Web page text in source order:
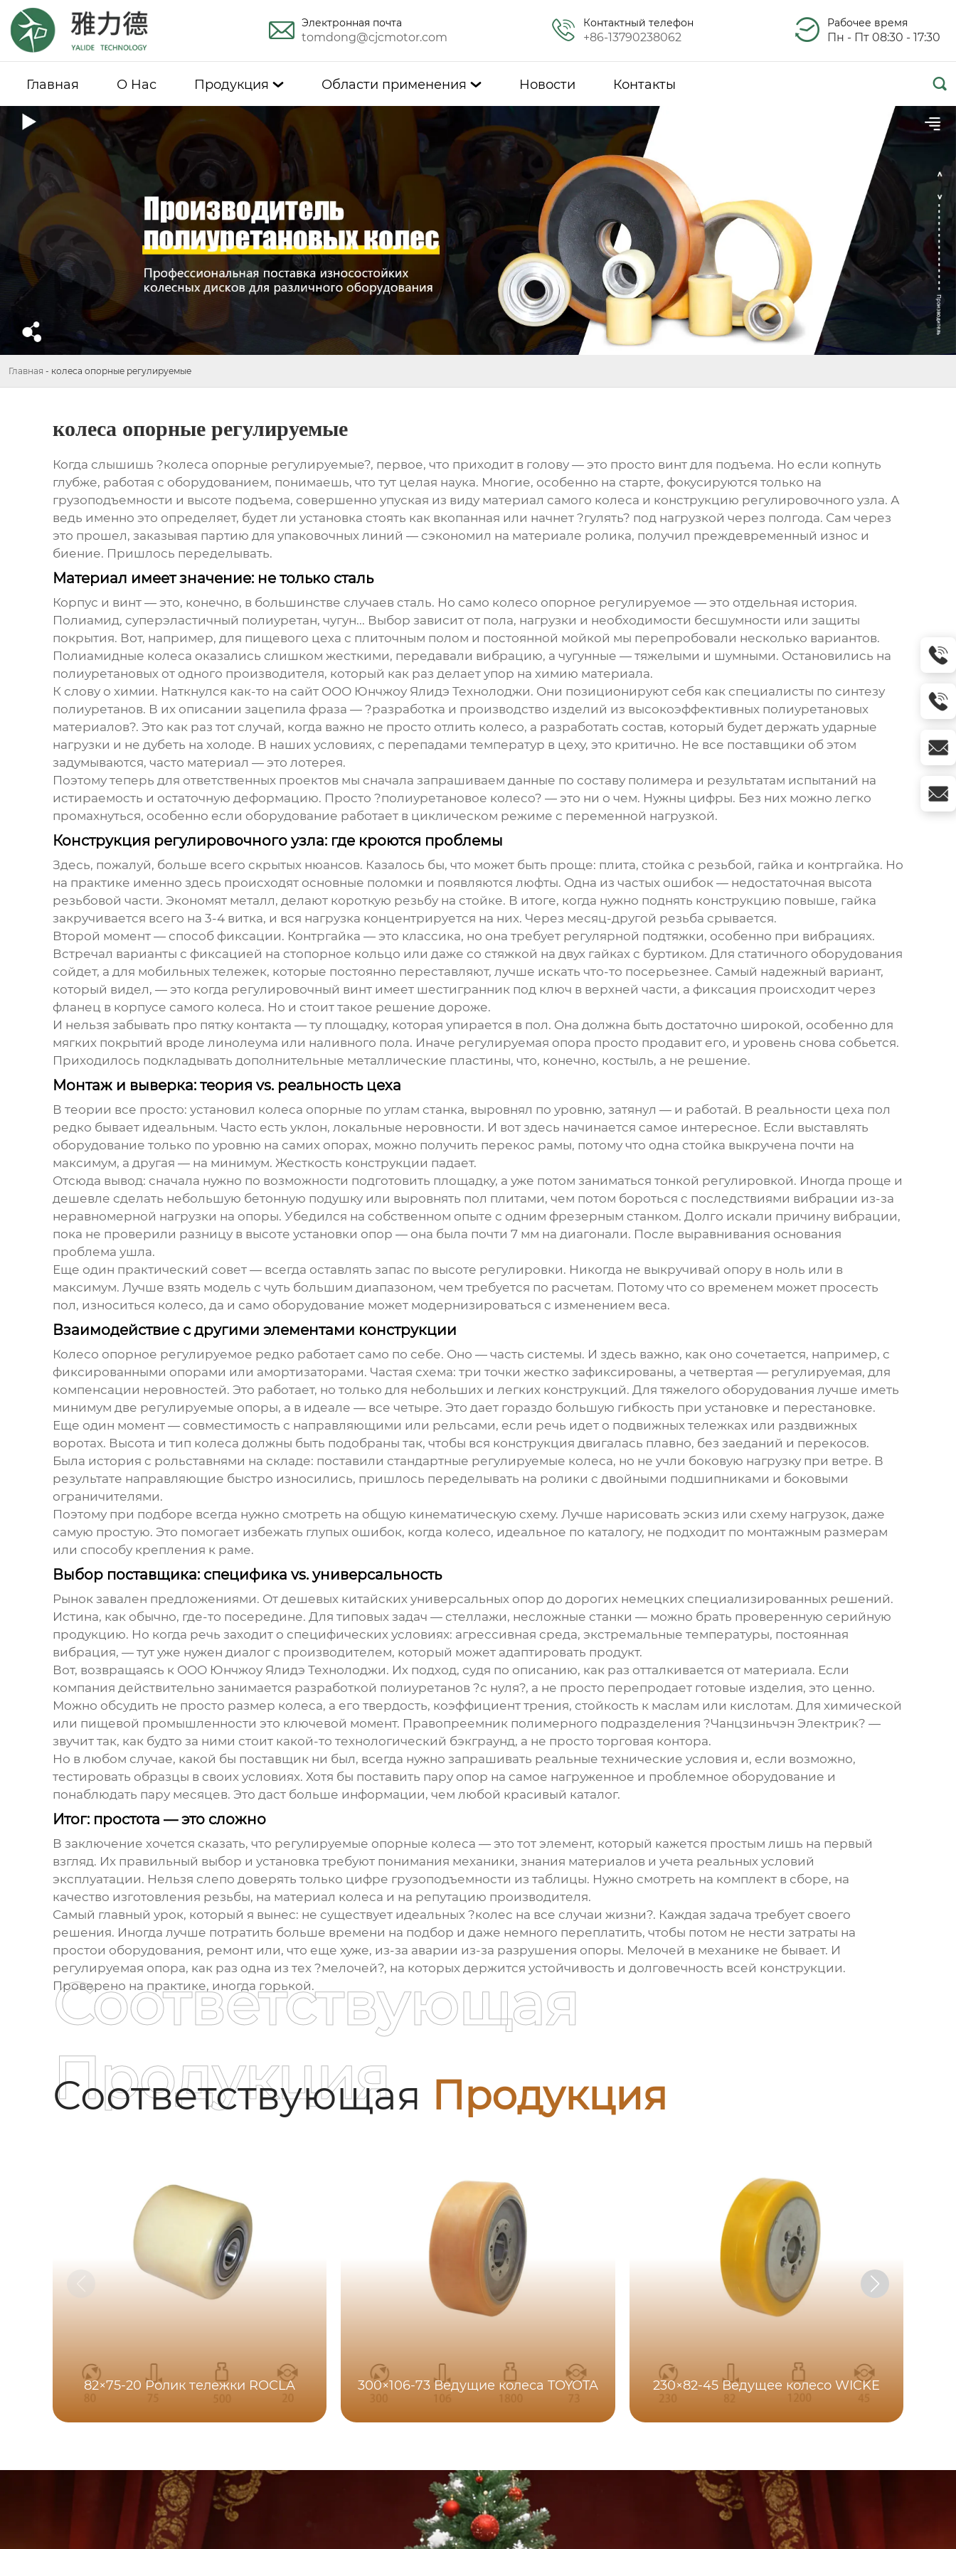
Электронная почта
tomdong@cjcmotor.com
Контактный телефон
+86-13790238062
Рабочее время
Пн - Пт 08:30 - 17:30
Главная О Hас Продукция  Области применения  Новости Контакты 
Главная - колеса опорные регулируемые
колеса опорные регулируемые
Когда слышишь ?колеса опорные регулируемые?, первое, что приходит в голову — это просто винт для подъема. Но если копнуть
глубже, работая с оборудованием, понимаешь, что тут целая наука. Многие, особенно на старте, фокусируются только на
грузоподъемности и высоте подъема, совершенно упуская из виду материал самого колеса и конструкцию регулировочного узла. А
ведь именно это определяет, будет ли установка стоять как вкопанная или начнет ?гулять? под нагрузкой через полгода. Сам через
это прошел, заказывая партию для упаковочных линий — сэкономил на материале ролика, получил преждевременный износ и
биение. Пришлось переделывать.
Материал имеет значение: не только сталь
Корпус и винт — это, конечно, в большинстве случаев сталь. Но само колесо опорное регулируемое — это отдельная история.
Полиамид, суперэластичный полиуретан, чугун... Выбор зависит от пола, нагрузки и необходимости бесшумности или защиты
покрытия. Вот, например, для пищевого цеха с плиточным полом и постоянной мойкой мы перепробовали несколько вариантов.
Полиамидные колеса оказались слишком жесткими, передавали вибрацию, а чугунные — тяжелыми и шумными. Остановились на
полиуретановых от одного производителя, который как раз делает упор на химию материала.
К слову о химии. Наткнулся как-то на сайт ООО Юнчжоу Ялидэ Технолоджи. Они позиционируют себя как специалисты по синтезу
полиуретанов. В их описании зацепила фраза — ?разработка и производство изделий из высокоэффективных полиуретановых
материалов?. Это как раз тот случай, когда важно не просто отлить колесо, а разработать состав, который будет держать ударные
нагрузки и не дубеть на холоде. В наших условиях, с перепадами температур в цеху, это критично. Не все поставщики об этом
задумываются, часто материал — это лотерея.
Поэтому теперь для ответственных проектов мы сначала запрашиваем данные по составу полимера и результатам испытаний на
истираемость и остаточную деформацию. Просто ?полиуретановое колесо? — это ни о чем. Нужны цифры. Без них можно легко
промахнуться, особенно если оборудование работает в циклическом режиме с переменной нагрузкой.
Конструкция регулировочного узла: где кроются проблемы
Здесь, пожалуй, больше всего скрытых нюансов. Казалось бы, что может быть проще: плита, стойка с резьбой, гайка и контргайка. Но
на практике именно здесь происходят основные поломки и появляются люфты. Одна из частых ошибок — недостаточная высота
резьбовой части. Экономят металл, делают короткую резьбу на стойке. В итоге, когда нужно поднять конструкцию повыше, гайка
закручивается всего на 3-4 витка, и вся нагрузка концентрируется на них. Через месяц-другой резьба срывается.
Второй момент — способ фиксации. Контргайка — это классика, но она требует регулярной подтяжки, особенно при вибрациях.
Встречал варианты с фиксацией на стопорное кольцо или даже со стяжкой на двух гайках с буртиком. Для статичного оборудования
сойдет, а для мобильных тележек, которые постоянно переставляют, лучше искать что-то посерьезнее. Самый надежный вариант,
который видел, — это когда регулировочный винт имеет шестигранник под ключ в верхней части, а фиксация происходит через
фланец в корпусе самого колеса. Но и стоит такое решение дороже.
И нельзя забывать про пятку контакта — ту площадку, которая упирается в пол. Она должна быть достаточно широкой, особенно для
мягких покрытий вроде линолеума или наливного пола. Иначе регулируемая опора просто продавит его, и уровень снова собьется.
Приходилось подкладывать дополнительные металлические пластины, что, конечно, костыль, а не решение.
Монтаж и выверка: теория vs. реальность цеха
В теории все просто: установил колеса опорные по углам станка, выровнял по уровню, затянул — и работай. В реальности цеха пол
редко бывает идеальным. Часто есть уклон, локальные неровности. И вот здесь начинается самое интересное. Если выставлять
оборудование только по уровню на самих опорах, можно получить перекос рамы, потому что одна стойка выкручена почти на
максимум, а другая — на минимум. Жесткость конструкции падает.
Отсюда вывод: сначала нужно по возможности подготовить площадку, а уже потом заниматься тонкой регулировкой. Иногда проще и
дешевле сделать небольшую бетонную подушку или выровнять пол плитами, чем потом бороться с последствиями вибрации из-за
неравномерной нагрузки на опоры. Убедился на собственном опыте с одним фрезерным станком. Долго искали причину вибрации,
пока не проверили разницу в высоте установки опор — она была почти 7 мм на диагонали. После выравнивания основания
проблема ушла.
Еще один практический совет — всегда оставлять запас по высоте регулировки. Никогда не выкручивай опору в ноль или в
максимум. Лучше взять модель с чуть большим диапазоном, чем требуется по расчетам. Потому что со временем может просесть
пол, износиться колесо, да и само оборудование может модернизироваться с изменением веса.
Взаимодействие с другими элементами конструкции
Колесо опорное регулируемое редко работает само по себе. Оно — часть системы. И здесь важно, как оно сочетается, например, с
фиксированными опорами или амортизаторами. Частая схема: три точки жестко зафиксированы, а четвертая — регулируемая, для
компенсации неровностей. Это работает, но только для небольших и легких конструкций. Для тяжелого оборудования лучше иметь
минимум две регулируемые опоры, а в идеале — все четыре. Это дает гораздо большую гибкость при установке и перестановке.
Еще один момент — совместимость с направляющими или рельсами, если речь идет о подвижных тележках или раздвижных
воротах. Высота и тип колеса должны быть подобраны так, чтобы вся конструкция двигалась плавно, без заеданий и перекосов.
Была история с рольставнями на складе: поставили стандартные регулируемые колеса, но не учли боковую нагрузку при ветре. В
результате направляющие быстро износились, пришлось переделывать на ролики с двойными подшипниками и боковыми
ограничителями.
Поэтому при подборе всегда нужно смотреть на общую кинематическую схему. Лучше нарисовать эскиз или схему нагрузок, даже
самую простую. Это помогает избежать глупых ошибок, когда колесо, идеальное по каталогу, не подходит по монтажным размерам
или способу крепления к раме.
Выбор поставщика: специфика vs. универсальность
Рынок завален предложениями. От дешевых китайских универсальных опор до дорогих немецких специализированных решений.
Истина, как обычно, где-то посередине. Для типовых задач — стеллажи, несложные станки — можно брать проверенную серийную
продукцию. Но когда речь заходит о специфических условиях: агрессивная среда, экстремальные температуры, постоянная
вибрация, — тут уже нужен диалог с производителем, который может адаптировать продукт.
Вот, возвращаясь к ООО Юнчжоу Ялидэ Технолоджи. Их подход, судя по описанию, как раз отталкивается от материала. Если
компания действительно занимается разработкой полиуретанов ?с нуля?, а не просто перепродает готовые изделия, это ценно.
Можно обсудить не просто размер колеса, а его твердость, коэффициент трения, стойкость к маслам или кислотам. Для химической
или пищевой промышленности это ключевой момент. Правопреемник полимерного подразделения ?Чанцзиньчэн Электрик? —
звучит так, как будто за ними стоит какой-то технологический бэкграунд, а не просто торговая контора.
Но в любом случае, какой бы поставщик ни был, всегда нужно запрашивать реальные технические условия и, если возможно,
тестировать образцы в своих условиях. Хотя бы поставить пару опор на самое нагруженное и проблемное оборудование и
понаблюдать пару месяцев. Это даст больше информации, чем любой красивый каталог.
Итог: простота — это сложно
В заключение хочется сказать, что регулируемые опорные колеса — это тот элемент, который кажется простым лишь на первый
взгляд. Их правильный выбор и установка требуют понимания механики, знания материалов и учета реальных условий
эксплуатации. Нельзя слепо доверять только цифре грузоподъемности из таблицы. Нужно смотреть на комплект в сборе, на
качество изготовления резьбы, на материал колеса и на репутацию производителя.
Самый главный урок, который я вынес: не существует идеальных ?колес на все случаи жизни?. Каждая задача требует своего
решения. Иногда лучше потратить больше времени на подбор и даже немного переплатить, чтобы потом не нести затраты на
простои оборудования, ремонт или, что еще хуже, из-за аварии из-за разрушения опоры. Мелочей в механике не бывает. И
регулируемая опора, как раз одна из тех ?мелочей?, на которых держится устойчивость и долговечность всей конструкции.
Проверено на практике, иногда горькой.
Соответствующая Продукция
Соответствующая
Продукция
82×75-20 Ролик тележки ROCLA 300×106-73 Ведущие колеса TOYOTA 230×82-45 Ведущее колесо WICKE